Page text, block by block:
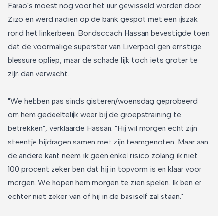
Farao's moest nog voor het uur gewisseld worden door
Zizo en werd nadien op de bank gespot met een ijszak
rond het linkerbeen. Bondscoach Hassan bevestigde toen
dat de voormalige superster van Liverpool gen ernstige
blessure opliep, maar de schade lijk toch iets groter te
zijn dan verwacht.
"We hebben pas sinds gisteren/woensdag geprobeerd
om hem gedeeltelijk weer bij de groepstraining te
betrekken", verklaarde Hassan. "Hij wil morgen echt zijn
steentje bijdragen samen met zijn teamgenoten. Maar aan
de andere kant neem ik geen enkel risico zolang ik niet
100 procent zeker ben dat hij in topvorm is en klaar voor
morgen. We hopen hem morgen te zien spelen. Ik ben er
echter niet zeker van of hij in de basiself zal staan."